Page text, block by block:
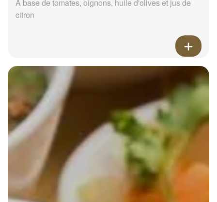
A base de tomates, oignons, huile d'olives et jus de
citron